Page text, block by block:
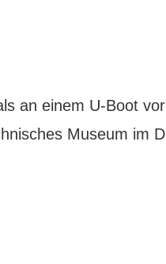
an einem U-Boot
Museum im